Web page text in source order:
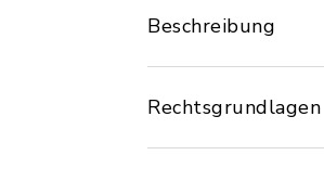
Beschreibung
Rechtsgrundlagen